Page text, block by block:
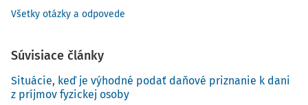
Všetky otázky a odpovede
Súvisiace články
Situácie, keď je výhodné podať daňové priznanie k dani
z príjmov fyzickej osoby